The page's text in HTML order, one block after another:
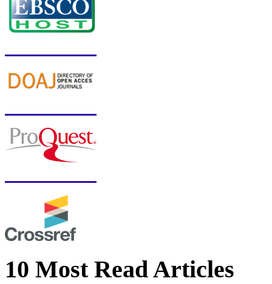
10 Most Read Articles